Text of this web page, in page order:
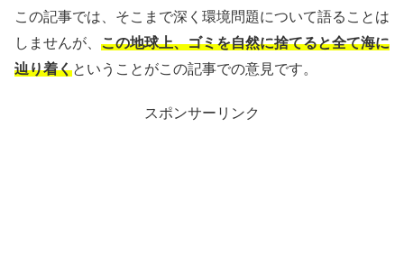
この記事では、そこまで深く環境問題について語ることは
しませんが、 この地球上、ゴミを自然に捨てると全て海に
辿り着くということがこの記事での意見です。
スポンサーリンク